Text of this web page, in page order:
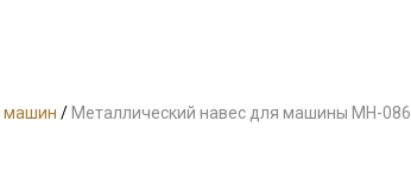
машин /Металлический навес для машины МН-086